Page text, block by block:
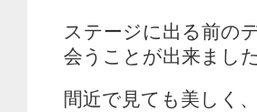
ステージに出る前の
会うことが出来ました
間近で見ても美しく